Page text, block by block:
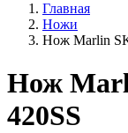
Главная
Ножи
Нож Marlin
Нож
420SS